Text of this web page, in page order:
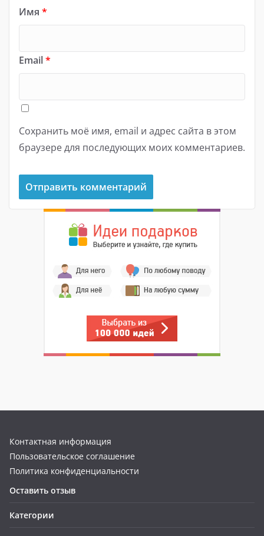
Имя *
Email*
Сохранить моё имя, email и адрес сайта в этом
браузере для последующих моих комментариев.
Контактная информация
Пользовательское соглашение
Политика конфиденциальности
Оставить отзыв
Категории